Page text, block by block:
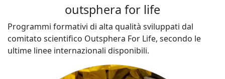
outsphera for life
Programmi formativi di alta qualità sviluppati dal
comitato scientifico Outsphera For Life, secondo le
ultime linee internazionali disponibili.